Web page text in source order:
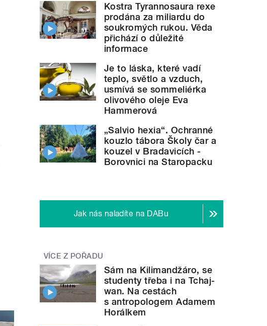
Kostra Tyrannosaura rexe
prodána za miliardu do
soukromých rukou. Věda
přichází o důležité
informace
Je to láska, které vadí
teplo, světlo a vzduch,
usmívá se sommeliérka
olivového oleje Eva
Hammerová
„Salvio hexia“. Ochranné
kouzlo tábora Školy čar a
kouzel v Bradavicích -
Borovnici na Staropacku
Jak nás naladíte na DABu
VÍCE Z POŘADU
Sám na Kilimandžáro, se
studenty třeba i na Tchaj-
wan. Na cestách
s antropologem Adamem
Horálkem